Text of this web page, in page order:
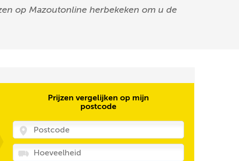
op Mazoutonline herbekeken om u de
Prijzen vergelijken op mijn
postcode